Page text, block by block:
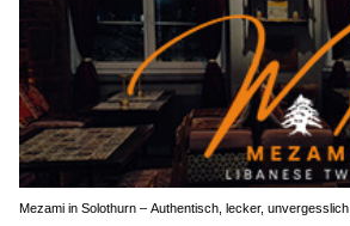
Mezami in Solothurn – Authentisch, lecker, unvergesslich